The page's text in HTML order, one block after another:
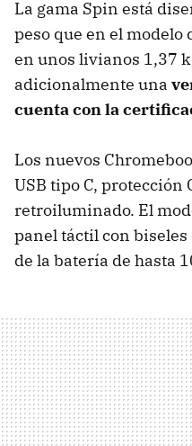
La gama Spin está
peso que en el modelo
en unos livianos 1,37
adicionalmente una
cuenta con la
Los nuevos
USB tipo C, protección
retroiluminado. El
panel táctil con
de la batería de hasta